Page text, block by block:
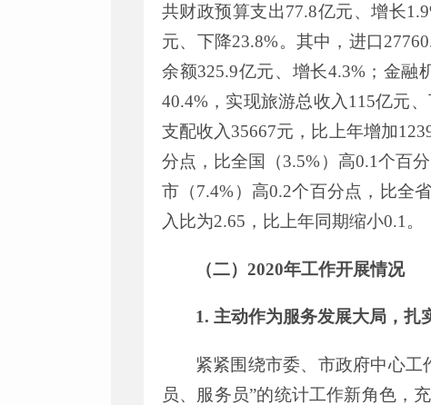
共财政预算支出77.8亿元、增长
元、下降23.8%。其中，进口
余额325.9亿元、增长4.3%；金融
40.4% ，实现旅游总收入 115亿元
支配收入 35667元，比上年增加
分点，比全国（3.5%）高0.1个百
市（7.4%）高0.2个百分点，比全
入比为2.65 ，比上年同期缩小0.1 。
（二） 2020年工作开展情况
1. 主动作为服务发展大局，扎
紧紧围绕市委、 市政府中心工
员、服务员”的统计工作新角色，